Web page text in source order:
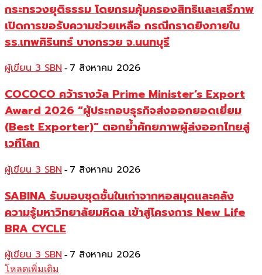
กระทรวงยุติธรรม โดยกรมคุ้มครองสิทธิและเสรีภาพ
เปิดการขอรับความช่วยเหลือ กรณีกราดยิงภายใน
รร.เทพศิรินทร์ บางกรวย จ.นนทบุรี
ผู้เขียน 3 SBN - 7 สิงหาคม 2026
COCOCO คว้ารางวัล Prime Minister’s Export
Award 2026 “ผู้ประกอบธุรกิจส่งออกยอดเยี่ยม
(Best Exporter)” ตอกย้ำศักยภาพผู้ส่งออกไทยสู่
เวทีโลก
ผู้เขียน 3 SBN - 7 สิงหาคม 2026
SABINA รับมอบชุดชั้นในเก่าจากหอสมุดและคลัง
ความรู้มหาวิทยาลัยมหิดล เข้าสู่โครงการ New Life
BRA CYCLE
ผู้เขียน 3 SBN - 7 สิงหาคม 2026
โหลดเพิ่มเติม